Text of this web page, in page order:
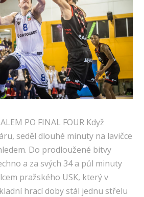
PO FINAL FOUR Když
seděl dlouhé minuty na lavičce
Do prodloužené bitvy
a za svých 34 a půl minuty
pražského USK, který v
hrací doby stál jednu střelu